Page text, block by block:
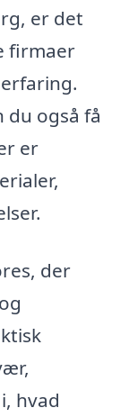
er det
firmaer
du også få
er
der
hvad